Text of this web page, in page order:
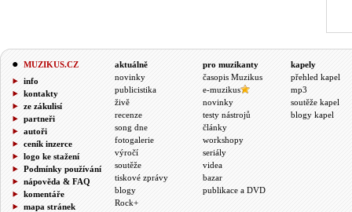
MUZIKUS.CZ
info
kontakty
ze zákulisí
partneři
autoři
ceník inzerce
logo ke stažení
Podmínky používání
nápověda & FAQ
komentáře
mapa stránek
aktuálně
novinky
publicistika
živě
recenze
song dne
fotogalerie
výročí
soutěže
tiskové zprávy
blogy
Rock+
pro muzikanty
časopis Muzikus
e-muzikus
novinky
testy nástrojů
články
workshopy
seriály
videa
bazar
publikace a DVD
kapely
přehled kapel
mp3
soutěže kapel
blogy kapel